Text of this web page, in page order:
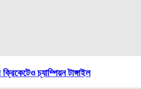
চ্যাম্পিয়ন টাঙ্গাইল